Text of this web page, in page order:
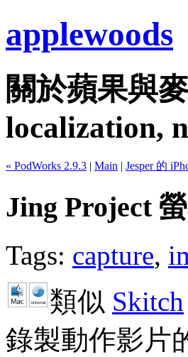
applewoods
關於蘋果與
localization,
« PodWorks 2.9.3 | Main | Jesper 的
Jing Project
Tags: capture,
類似 Skitch
錄製動作影片